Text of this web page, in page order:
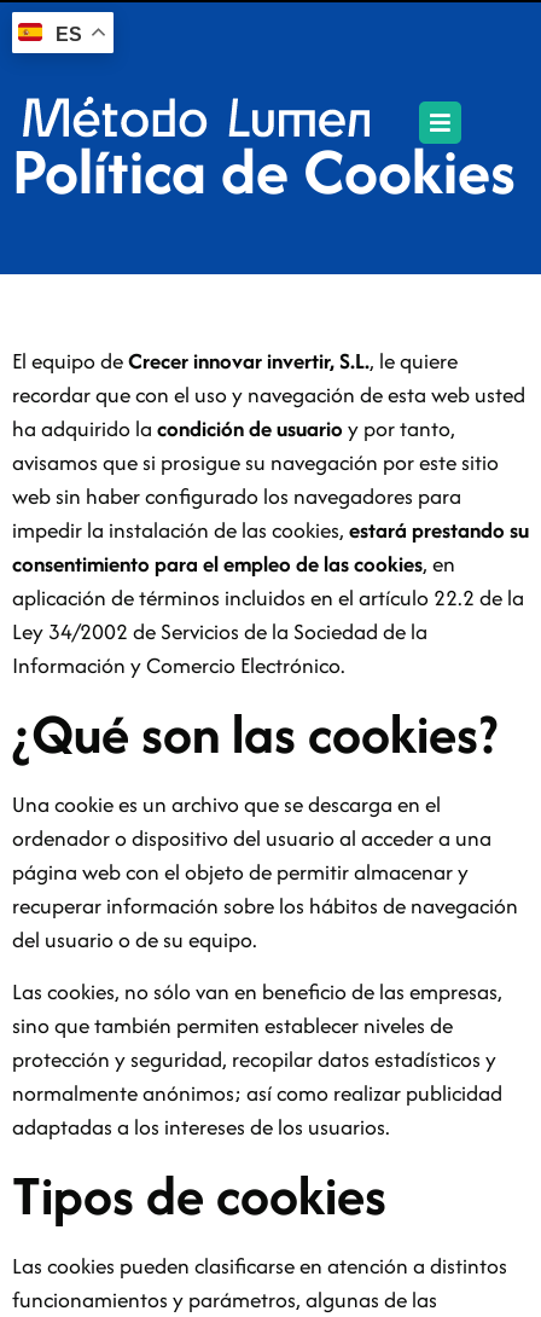
ES
Política de Cookies
El equipo deCrecer innovar invertir, S.L., le quiere
recordar que con el uso y navegación de esta web usted
ha adquirido la condición de usuario y por tanto,
avisamos que si prosigue su navegación por este sitio
web sin haber configurado los navegadores para
impedir la instalación de las cookies, estará prestando su
consentimiento para el empleo de las cookies, en
aplicación de términos incluidos en el artículo 22.2 de la
Ley 34/2002 de Servicios de la Sociedad de la
Información y Comercio Electrónico.
¿Qué son las cookies?
Una cookie es un archivo que se descarga en el
ordenador o dispositivo del usuario al acceder a una
página web con el objeto de permitir almacenar y
recuperar información sobre los hábitos de navegación
del usuario o de su equipo.
Las cookies, no sólo van en beneficio de las empresas,
sino que también permiten establecer niveles de
protección y seguridad, recopilar datos estadísticos y
normalmente anónimos; así como realizar publicidad
adaptadas a los intereses de los usuarios.
Tipos de cookies
Las cookies pueden clasificarse en atención a distintos
funcionamientos y parámetros, algunas de las